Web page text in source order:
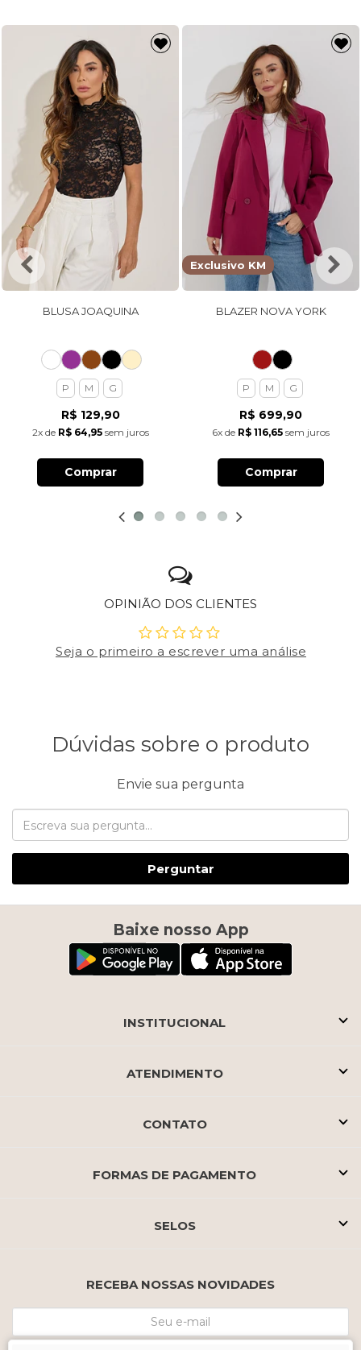
BLUSA JOAQUINA
P M G
R$ 129,90
2xde R$ 64,95sem juros
Comprar
Exclusivo KM
BLAZER NOVA YORK
P M G
R$ 699,90
6x de R$ 116,65 sem juros
Comprar
OPINIÃO DOS CLIENTES
Seja o primeiro a escrever uma análise
Dúvidas sobre o produto
Envie sua pergunta
Perguntar
Baixe nosso App
INSTITUCIONAL
ATENDIMENTO
CONTATO
FORMAS DE PAGAMENTO
SELOS
RECEBA NOSSAS NOVIDADES